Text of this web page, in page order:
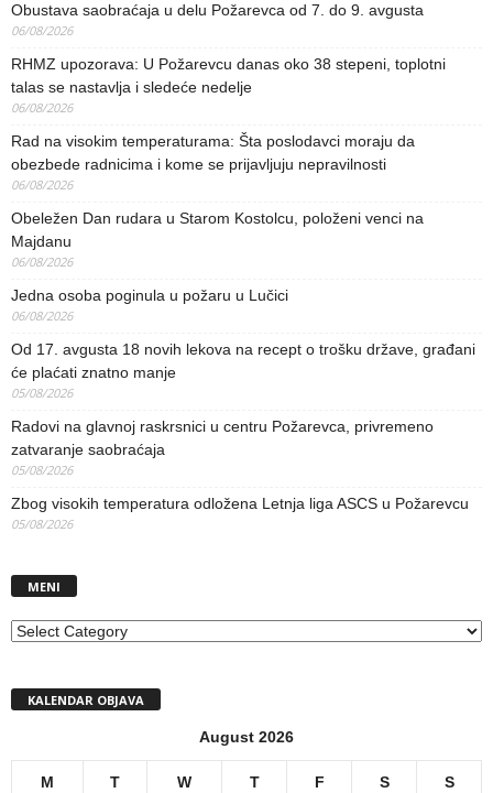
Obustava saobraćaja u delu Požarevca od 7. do 9. avgusta
06/08/2026
RHMZ upozorava: U Požarevcu danas oko 38 stepeni, toplotni
talas se nastavlja i sledeće nedelje
06/08/2026
Rad na visokim temperaturama: Šta poslodavci moraju da
obezbede radnicima i kome se prijavljuju nepravilnosti
06/08/2026
Obeležen Dan rudara u Starom Kostolcu, položeni venci na
Majdanu
06/08/2026
Jedna osoba poginula u požaru u Lučici
06/08/2026
Od 17. avgusta 18 novih lekova na recept o trošku države, građani
će plaćati znatno manje
05/08/2026
Radovi na glavnoj raskrsnici u centru Požarevca, privremeno
zatvaranje saobraćaja
05/08/2026
Zbog visokih temperatura odložena Letnja liga ASCS u Požarevcu
05/08/2026
MENI
MENI
KALENDAR OBJAVA
August 2026
M T W T F S S